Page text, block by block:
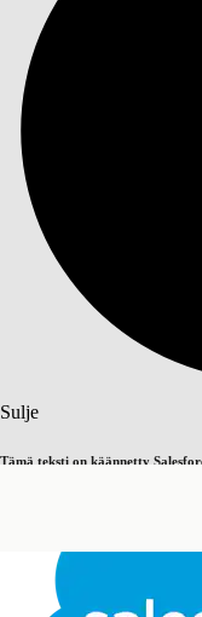
Sulje
Tämä teksti on käännetty
Sulje
SISÄLLYSLUETTELO